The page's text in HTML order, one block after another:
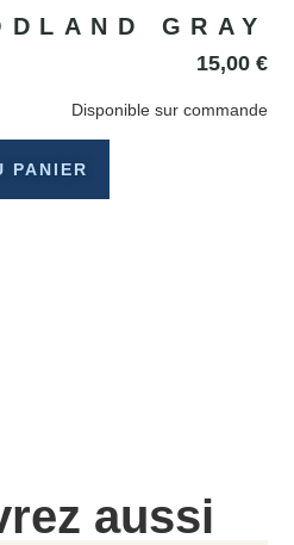
GRAY
15,00 €
Disponible sur commande
PANIER
aussi